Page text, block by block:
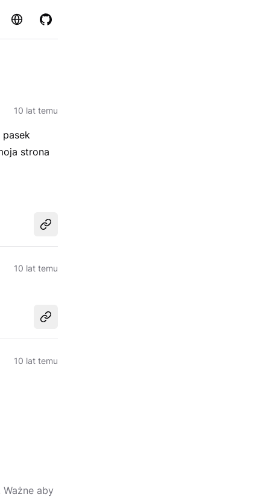
Strona GitHub
10 lat temu
strona
Udostępnij
10 lat temu
Udostępnij
10 lat temu
aby